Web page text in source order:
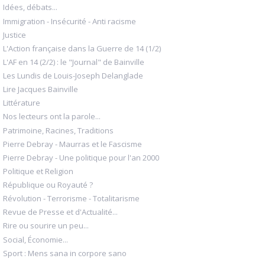
Idées, débats...
Immigration - Insécurité - Anti racisme
Justice
L'Action française dans la Guerre de 14 (1/2)
L'AF en 14 (2/2) : le "Journal" de Bainville
Les Lundis de Louis-Joseph Delanglade
Lire Jacques Bainville
Littérature
Nos lecteurs ont la parole...
Patrimoine, Racines, Traditions
Pierre Debray - Maurras et le Fascisme
Pierre Debray - Une politique pour l'an 2000
Politique et Religion
République ou Royauté ?
Révolution - Terrorisme - Totalitarisme
Revue de Presse et d'Actualité...
Rire ou sourire un peu...
Social, Économie...
Sport : Mens sana in corpore sano